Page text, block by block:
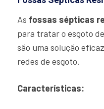
As fossas sépticas
para tratar o esgoto
são uma solução
redes de esgoto.
Características: